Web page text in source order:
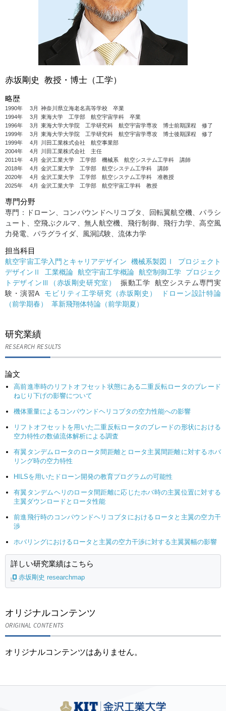
赤坂剛史 教授・博士（工学）
略歴
1990年 3月 神奈川県立海老名高等学校 卒業
1994年
3月 東海大学 工学部 航空宇宙学科 卒業
1996年
3月 東海大学大学院 工学研究科 航空宇宙学専攻 博士前期課程 修了
1999年
3月 東海大学大学院 工学研究科 航空宇宙学専攻 博士後期課程 修了
1999年
4月
川田工業株式会社 航空事業部
2004年
4月
川田工業株式会社 主任
2011年
4月 金沢工業大学 工学部 機械系 航空システム工学科 講師
2018年
4月 金沢工業大学 工学部 航空システム工学科 講師
2020年
4月 金沢工業大学 工学部 航空システム工学科 准教授
2025年
4月 金沢工業大学 工学部 航空宇宙工学科 教授
専門分野
専門：ドローン、コンパウンドヘリコプタ、回転翼航空機、パラシ
ュート、空飛ぶクルマ、無人航空機、飛行制御、飛行力学、高空風
力発電、パラグライダ、風洞試験、流体力学
担当科目
航空宇宙工学入門とキャリアデザイン 機械系製図Ⅰ
プロジェクト
デザインⅡ
工業概論 航空宇宙工学概論 航空制御工学
プロジェク
トデザインⅢ（赤坂剛史研究室）
振動工学 航空システム専門実
験・演習A モビリティ工学研究（赤坂剛史）
ドローン設計特論
（前学期春）
革新飛翔体特論（前学期夏）
研究業績
RESEARCH RESULTS
論文
高前進率時のリフトオフセット状態にある二重反転ロータのブレード
ねじり下げの影響について
機体重量によるコンパウンドヘリコプタの空力性能への影響
リフトオフセットを用いた二重反転ロータのブレードの形状における
空力特性の数値流体解析による調査
有翼タンデムロータのロータ間距離とロータ主翼間距離に対するホバ
リング時の空力特性
HILSを用いたドローン開発の教育プログラムの可能性
有翼タンデムヘリのロータ間距離に応じたホバ時の主翼位置に対する
主翼ダウンロードとロータ性能
前進飛行時のコンパウンドヘリコプタにおけるロータと主翼の空力干
渉
ホバリングにおけるロータと主翼の空力干渉に対する主翼翼幅の影響
詳しい研究業績はこちら
赤坂剛史 researchmap
オリジナルコンテンツ
ORIGINAL CONTENTS
オリジナルコンテンツはありません。